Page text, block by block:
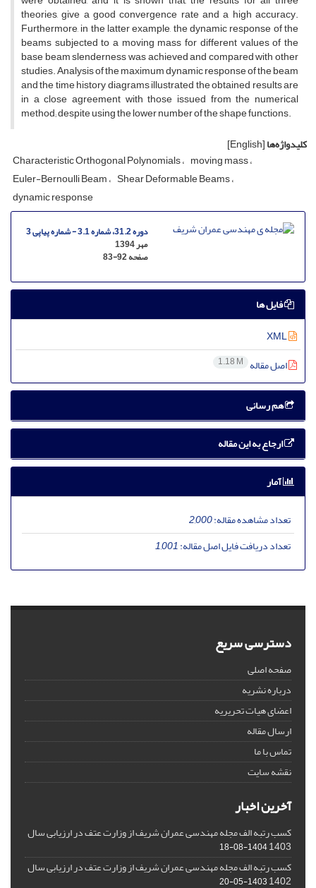
theories, give a good convergence rate and a high accuracy.
Furthermore, in the latter example, the dynamic response of the
beams subjected to a moving mass for different values of the
base beam slenderness was achieved and compared with other
studies. Analysis of the maximum dynamic response of the beam
and the time history diagrams illustrated the obtained results are
in a close agreement with those issued from the numerical
method; despite using the lower number of the shape functions.
کلیدواژه‌ها[English]
Characteristic Orthogonal Polynomials moving mass
Euler-Bernoulli Beam Shear Deformable Beams
dynamic response
دوره 31.2، شماره 3.1 - شماره پیاپی 3
مهر 1394
صفحه83-92
فایل ها
اصل مقاله 1.18 M
هم رسانی
ارجاع به این مقاله
آمار
تعداد مشاهده مقاله:2,000
تعداد دریافت فایل اصل مقاله:1,001
دسترسی سریع
صفحه اصلی
درباره نشریه
اعضای هیات تحریریه
ارسال مقاله
تماس با ما
نقشه سایت
آخرین اخبار
کسب رتبه الف مجله مهندسی عمران شریف از وزارت عتف در ارزیابی سال
1403
1404-08-18
کسب رتبه الف مجله مهندسی عمران شریف از وزارت عتف در ارزیابی سال
1402
1403-05-20